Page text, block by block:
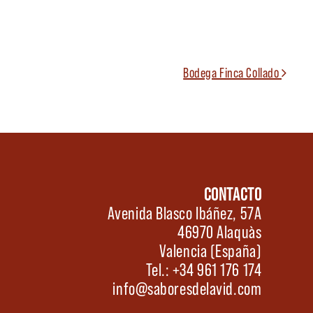
Bodega Finca Collado
CONTACTO
Avenida Blasco Ibáñez, 57A
46970 Alaquàs
Valencia (España)
Tel.: +34 961 176 174
info@saboresdelavid.com